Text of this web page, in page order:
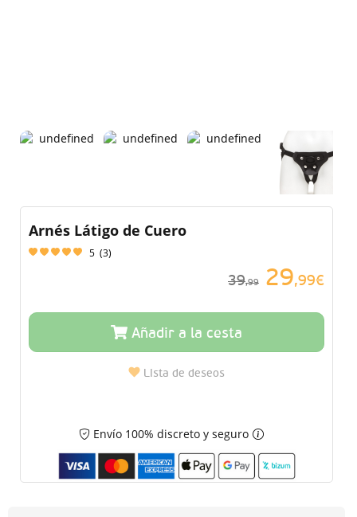
Arnés Látigo de Cuero
5 (3)
39,99 29,99€
Añadir a la cesta
Lista de deseos
Envío 100% discreto y seguro